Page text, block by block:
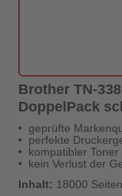
Brother TN-
DoppelPack
geprüfte
perfekte
kompatibler
kein Verlust der
Inhalt: 18000